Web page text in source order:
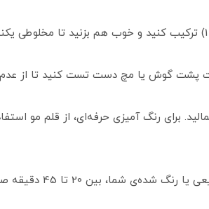
پشت گوش یا مچ دست تست کنید تا از
برای رنگ آمیزی حرفه‌ای، از قلم مو
کنید تا رنگ به خوبی روی موها بنشیند.